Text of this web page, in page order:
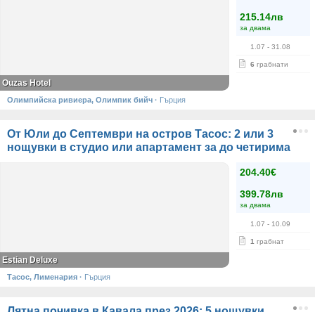
215.14лв
за двама
1.07 - 31.08
6 грабнати
Ouzas Hotel
Олимпийска ривиера, Олимпик бийч · Гърция
От Юли до Септември на остров Тасос: 2 или 3
нощувки в студио или апартамент за до четирима
204.40€
399.78лв
за двама
1.07 - 10.09
1 грабнат
Estian Deluxe
Тасос, Лименария · Гърция